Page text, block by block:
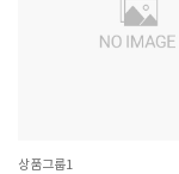
상품그룹1